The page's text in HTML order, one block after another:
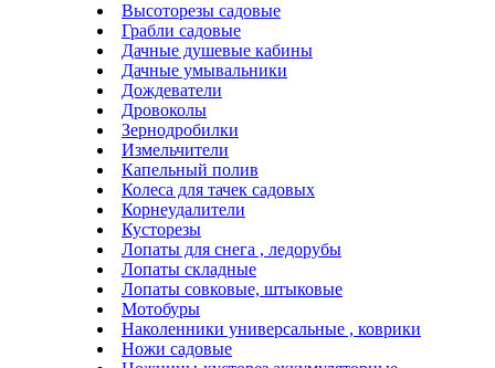
Высоторезы садовые
Грабли садовые
Дачные душевые кабины
Дачные умывальники
Дождеватели
Дровоколы
Зернодробилки
Измельчители
Капельный полив
Колеса для тачек садовых
Корнеудалители
Кусторезы
Лопаты для снега , ледорубы
Лопаты складные
Лопаты совковые, штыковые
Мотобуры
Наколенники универсальные , коврики
Ножи садовые